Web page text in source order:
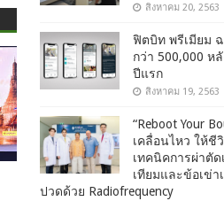
สิงหาคม 20, 2563
ฟิตบิท พรีเมียม
กว่า 500,000 ห
ปีแรก
สิงหาคม 19, 2563
“Reboot Your
เคลื่อนไหว ให้ชี
เทคนิคการผ่าตั
เทียมและข้อเข่า
ปวดด้วย Radiofrequency